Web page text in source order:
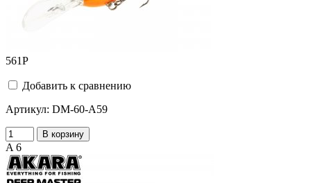
561Р
Добавить к сравнению
Артикул: DM-60-A59
В корзину
A 6